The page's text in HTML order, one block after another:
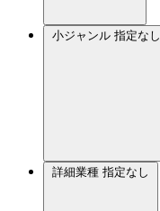
小ジャンル 指定なし
詳細業種 指定なし